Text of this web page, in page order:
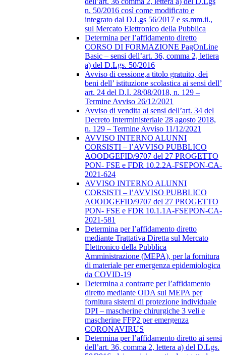
n. 50/2016 così come modificato e
integrato dal D.Lgs 56/2017 e ss.mm.ii.,
sul Mercato Elettronico della Pubblica
Determina per l’affidamento diretto
CORSO DI FORMAZIONE PagOnLine
Basic – sensi dell’art. 36, comma 2, lettera
a) del D.Lgs. 50/2016
Avviso di cessione,a titolo gratuito, dei
beni dell’ istituzione scolastica ai sensi dell’
art. 24 del D.I. 28/08/2018, n. 129 –
Termine Avviso 26/12/2021
Avviso di vendita ai sensi dell’art. 34 del
Decreto Interministeriale 28 agosto 2018,
n. 129 – Termine Avviso 11/12/2021
AVVISO INTERNO ALUNNI
CORSISTI – l’AVVISO PUBBLICO
AOODGEFID/9707 del 27 PROGETTO
PON- FSE e FDR 10.2.2A-FSEPON-CA-
2021-624
AVVISO INTERNO ALUNNI
CORSISTI – l’AVVISO PUBBLICO
AOODGEFID/9707 del 27 PROGETTO
PON- FSE e FDR 10.1.1A-FSEPON-CA-
2021-581
Determina per l’affidamento diretto
mediante Trattativa Diretta sul Mercato
Elettronico della Pubblica
Amministrazione (MEPA), per la fornitura
di materiale per emergenza epidemiologica
da COVID-19
Determina a contrarre per l’affidamento
diretto mediante ODA sul MEPA per
fornitura sistemi di protezione individuale
DPI – mascherine chirurgiche 3 veli e
mascherine FFP2 per emergenza
CORONAVIRUS
Determina per l’affidamento diretto ai sensi
dell’art. 36, comma 2, lettera a) del D.Lgs.